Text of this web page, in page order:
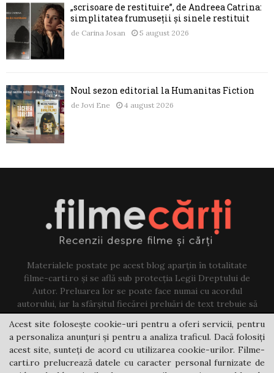
„scrisoare de restituire”, de Andreea Catrina:
simplitatea frumuseții și sinele restituit
de Carina Josan 5 august 2026
Noul sezon editorial la Humanitas Fiction
de Jovi Ene 4 august 2026
Materialele postate pe acest blog aparțin în totalitate
filme-carti.ro și se află sub protecția Legii Dreptului de
Autor. Preluarea lor se poate face numai cu acordul
autorului, iar la sfârșitul fiecărei preluări de text trebuie să
existe un link către acest blog.
Contact us:jovi@filme-carti.ro
Acest site folosește cookie-uri pentru a oferi servicii, pentru
a personaliza anunțuri și pentru a analiza traficul. Dacă folosiți
acest site, sunteți de acord cu utilizarea cookie-urilor. Filme-
carti.ro prelucrează datele cu caracter personal furnizate de